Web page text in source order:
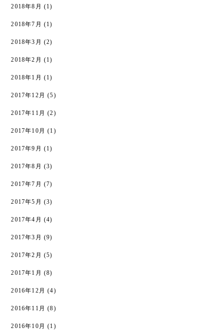
2018年8月 (1)
2018年7月 (1)
2018年3月 (2)
2018年2月 (1)
2018年1月 (1)
2017年12月 (5)
2017年11月 (2)
2017年10月 (1)
2017年9月 (1)
2017年8月 (3)
2017年7月 (7)
2017年5月 (3)
2017年4月 (4)
2017年3月 (9)
2017年2月 (5)
2017年1月 (8)
2016年12月 (4)
2016年11月 (8)
2016年10月 (1)